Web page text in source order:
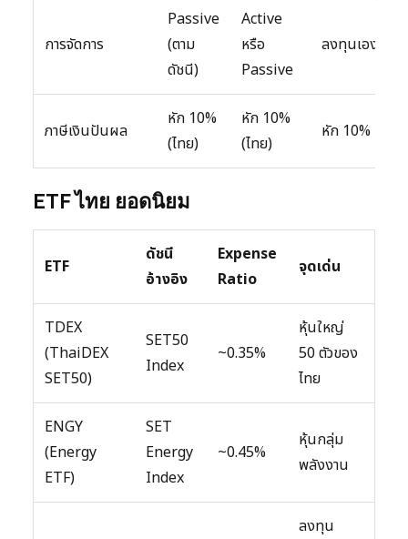
การจัดการ
Passive
(ตาม
ดัชนี)
Active
หรือ
Passive
ลงทุนเอง
ภาษีเงินปันผล
หัก 10%
(ไทย)
หัก 10%
(ไทย)
หัก 10%
ETF ไทย ยอดนิยม
ETF
ดัชนี
อ้างอิง
Expense
Ratio
จุดเด่น
TDEX
(ThaiDEX
SET50)
SET50
Index
~0.35%
หุ้นใหญ่
50 ตัวของ
ไทย
ENGY
(Energy
ETF)
SET
Energy
Index
~0.45%
หุ้นกลุ่ม
พลังงาน
ลงทุน